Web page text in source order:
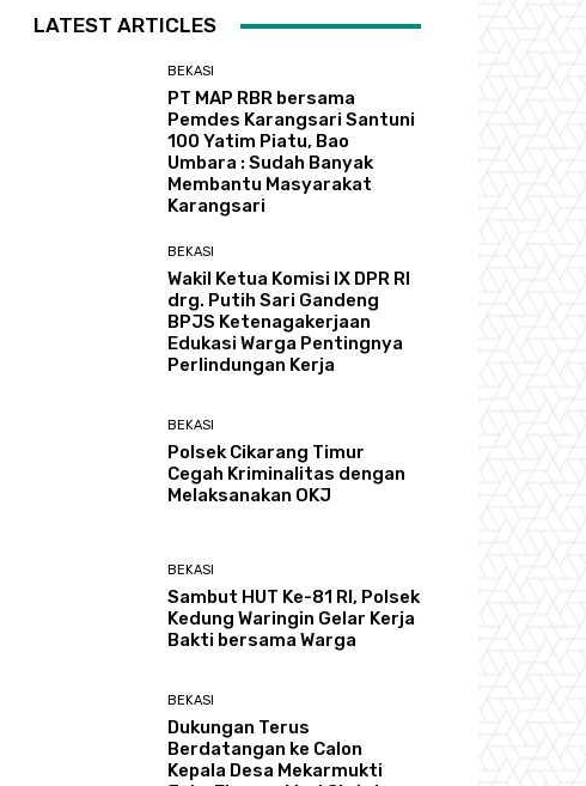
LATEST ARTICLES
BEKASI
PT MAP RBR bersama
Pemdes Karangsari Santuni
100 Yatim Piatu, Bao
Umbara : Sudah Banyak
Membantu Masyarakat
Karangsari
BEKASI
Wakil Ketua Komisi IX DPR RI
drg. Putih Sari Gandeng
BPJS Ketenagakerjaan
Edukasi Warga Pentingnya
Perlindungan Kerja
BEKASI
Polsek Cikarang Timur
Cegah Kriminalitas dengan
Melaksanakan OKJ
BEKASI
Sambut HUT Ke-81 RI, Polsek
Kedung Waringin Gelar Kerja
Bakti bersama Warga
BEKASI
Dukungan Terus
Berdatangan ke Calon
Kepala Desa Mekarmukti